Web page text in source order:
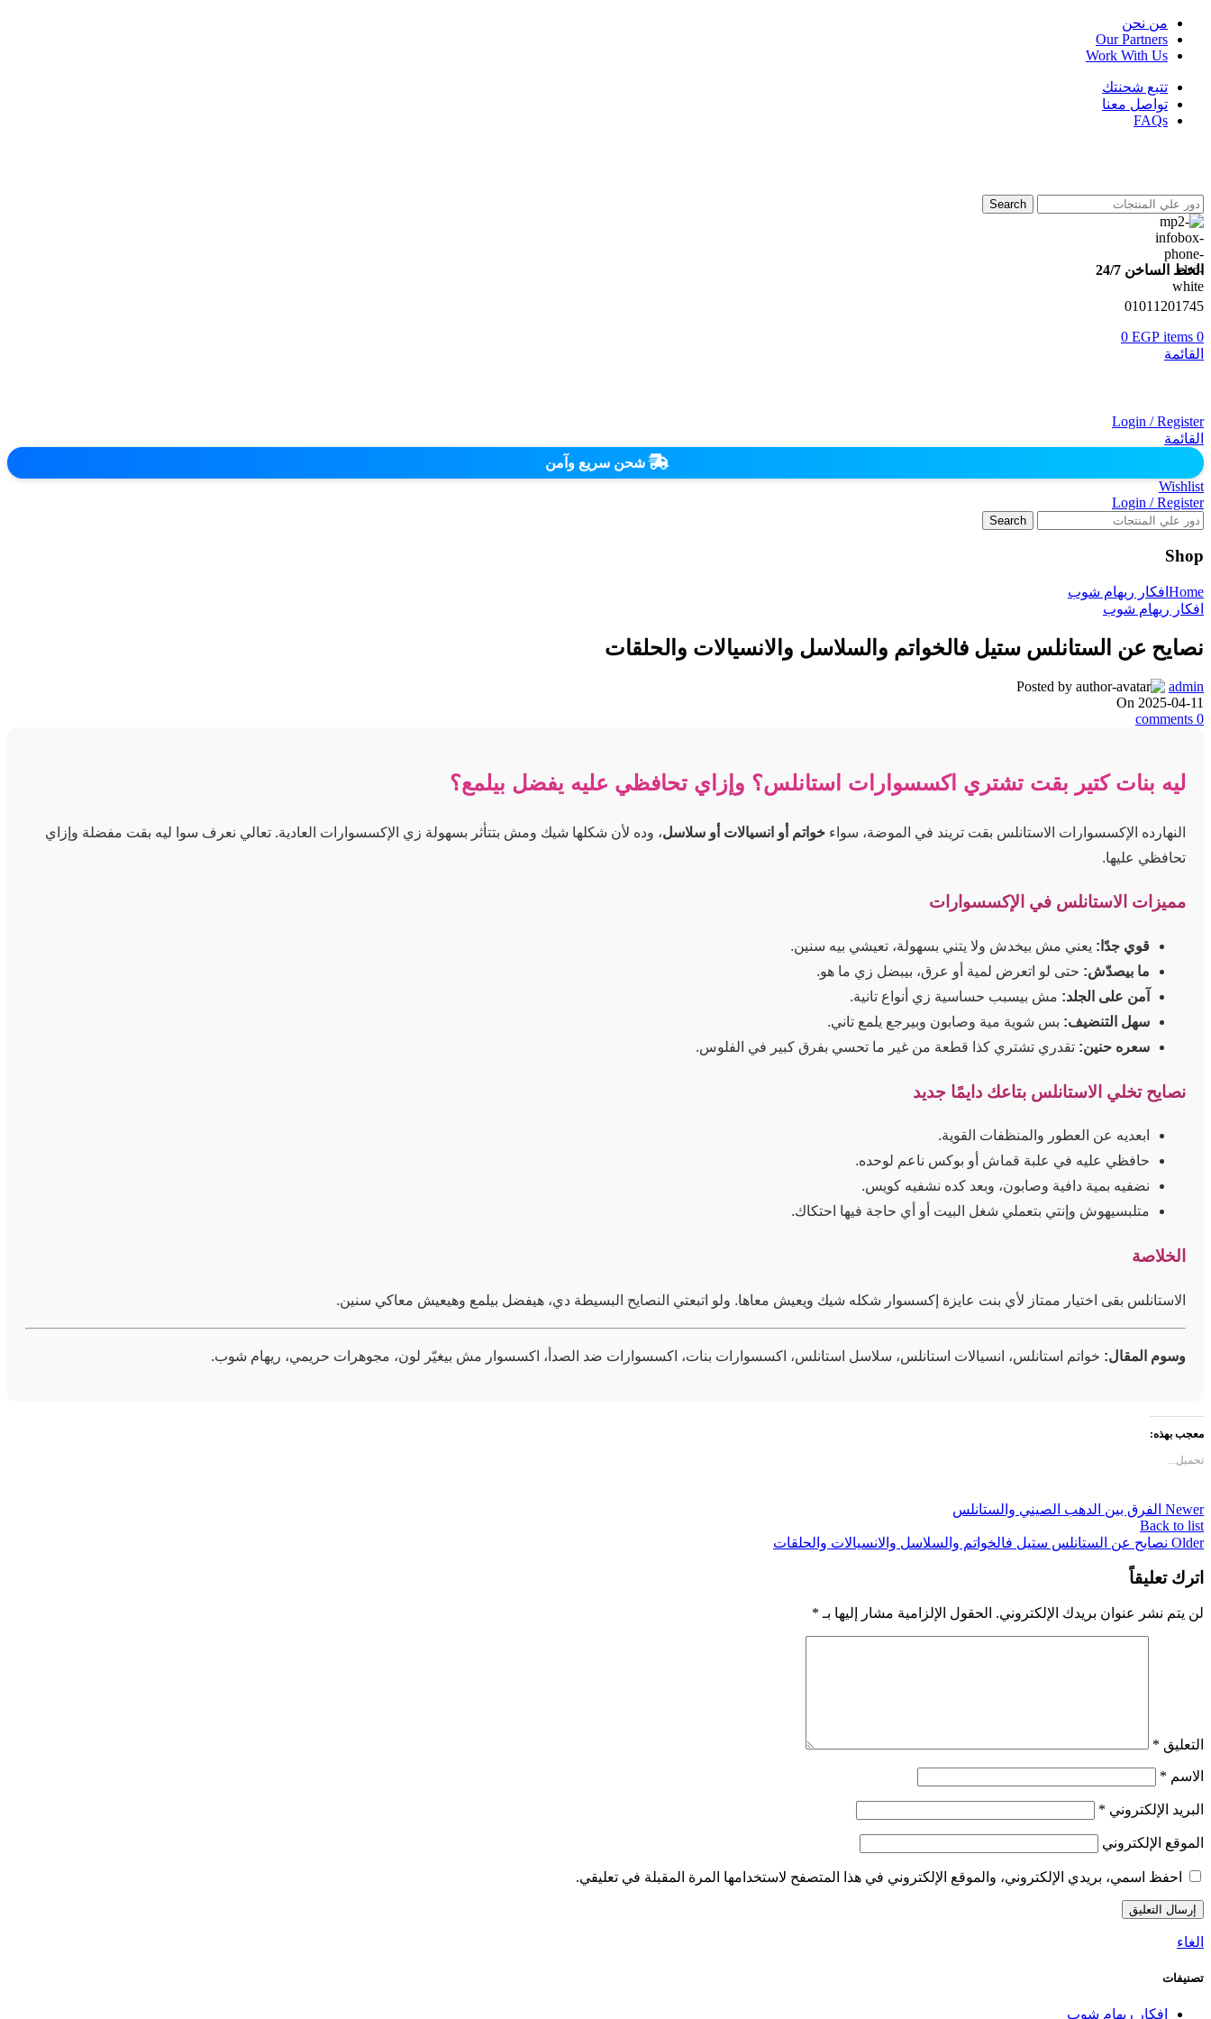
من نحن
Our Partners
Work With Us
تتبع شحنتك
تواصل معنا
FAQs
Search
الخط الساخن 24/7
01011201745
0
items
0 EGP
القائمة
Login / Register
القائمة
شحن سريع وآمن
Wishlist
Login / Register
Search
Shop
Home افكار ريهام شوب
افكار ريهام شوب
نصايح عن الستانلس ستيل فالخواتم والسلاسل والانسيالات والحلقات
Posted by
admin
On 2025-04-11
0
comments
ليه بنات كتير بقت تشتري اكسسوارات استانلس؟ وإزاي تحافظي عليه يفضل بيلمع؟
النهارده الإكسسوارات الاستانلس بقت تريند في الموضة، سواء خواتم أو انسيالات أو سلاسل، وده لأن شكلها شيك ومش بتتأثر بسهولة زي الإكسسوارات العادية. تعالي نعرف سوا ليه بقت مفضلة وإزاي
تحافظي عليها.
مميزات الاستانلس في الإكسسوارات
قوي جدًا: يعني مش بيخدش ولا يتني بسهولة، تعيشي بيه سنين.
ما بيصدّش: حتى لو اتعرض لمية أو عرق، بيبضل زي ما هو.
آمن على الجلد: مش بيسبب حساسية زي أنواع تانية.
سهل التنضيف: بس شوية مية وصابون وبيرجع يلمع تاني.
سعره حنين: تقدري تشتري كذا قطعة من غير ما تحسي بفرق كبير في الفلوس.
نصايح تخلي الاستانلس بتاعك دايمًا جديد
ابعديه عن العطور والمنظفات القوية.
حافظي عليه في علبة قماش أو بوكس ناعم لوحده.
نضفيه بمية دافية وصابون، وبعد كده نشفيه كويس.
متلبسيهوش وإنتي بتعملي شغل البيت أو أي حاجة فيها احتكاك.
الخلاصة
الاستانلس بقى اختيار ممتاز لأي بنت عايزة إكسسوار شكله شيك ويعيش معاها. ولو اتبعتي النصايح البسيطة دي، هيفضل بيلمع وهيعيش معاكي سنين.
وسوم المقال: خواتم استانلس، انسيالات استانلس، سلاسل استانلس، اكسسوارات بنات، اكسسوارات ضد الصدأ، اكسسوار مش بيغيّر لون، مجوهرات حريمي، ريهام شوب.
معجب بهذه:
تحميل...
Newer الفرق بين الدهب الصيني والستانلس
Back to list
Older نصايح عن الستانلس ستيل فالخواتم والسلاسل والانسيالات والحلقات
اترك تعليقاً
لن يتم نشر عنوان بريدك الإلكتروني. الحقول الإلزامية مشار إليها بـ *
التعليق *
الاسم *
البريد الإلكتروني *
الموقع الإلكتروني
احفظ اسمي، بريدي الإلكتروني، والموقع الإلكتروني في هذا المتصفح لاستخدامها المرة المقبلة في تعليقي.
الغاء
تصنيفات
افكار ريهام شوب